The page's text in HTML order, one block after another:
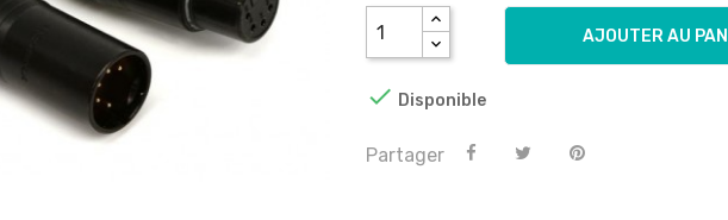
AJOUTER AU
 Disponible
Partager